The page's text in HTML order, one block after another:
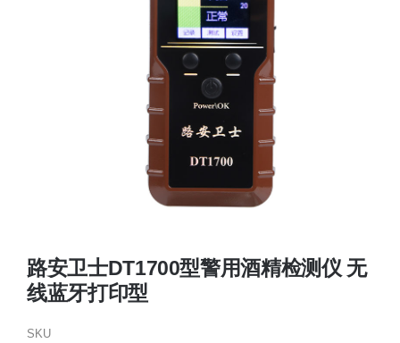
路安卫士DT1700型警用酒精检测仪 无
线蓝牙打印型
SKU